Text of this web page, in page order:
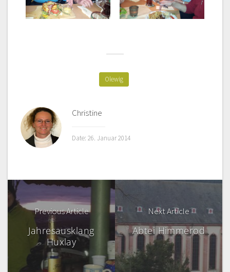
Christine
Date: 26. Januar 2014
Olewig
Previous Article
Jahresausklang
Huxlay
Next Article
Abtei Himmerod